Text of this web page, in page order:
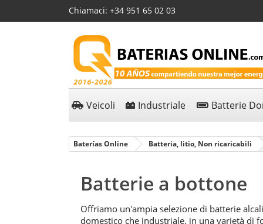
Chiamaci: +34 951 65 02 03
Veicoli Industriale Batterie
Baterías Online Batteria, litio, Non ricaricabili
Batterie a bottone
Offriamo un'ampia selezione di batterie
domestico che industriale, in una varietà di